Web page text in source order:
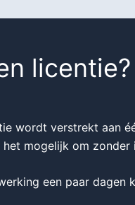
licentie?
wordt verstrekt aan
mogelijk om
een paar dagen